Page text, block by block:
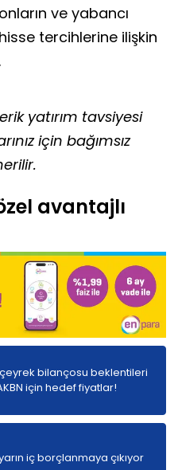
ve yabancı
tercihlerine ilişkin
yatırım tavsiyesi
için bağımsız
avantajlı
bilançosu beklentileri
için hedef fiyatlar!
iç borçlanmaya çıkıyor